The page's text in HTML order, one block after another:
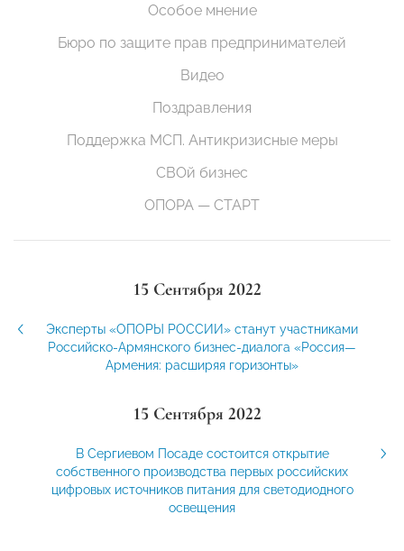
Особое мнение
Бюро по защите прав предпринимателей
Видео
Поздравления
Поддержка МСП. Антикризисные меры
СВОй бизнес
ОПОРА — СТАРТ
15 Сентября 2022
Эксперты «ОПОРЫ РОССИИ» станут участниками
Российско-Армянского бизнес-диалога «Россия—
Армения: расширяя горизонты»
15 Сентября 2022
В Сергиевом Посаде состоится открытие
собственного производства первых российских
цифровых источников питания для светодиодного
освещения